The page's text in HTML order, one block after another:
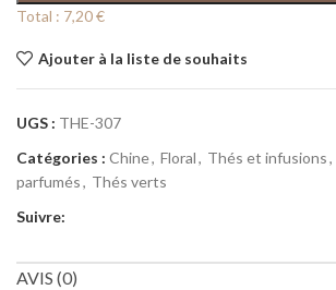
Total : 7,20 €
Ajouter à la liste de souhaits
UGS : THE-307
Catégories : Chine, Floral, Thés et infusions,
parfumés, Thés verts
Suivre:
AVIS (0)